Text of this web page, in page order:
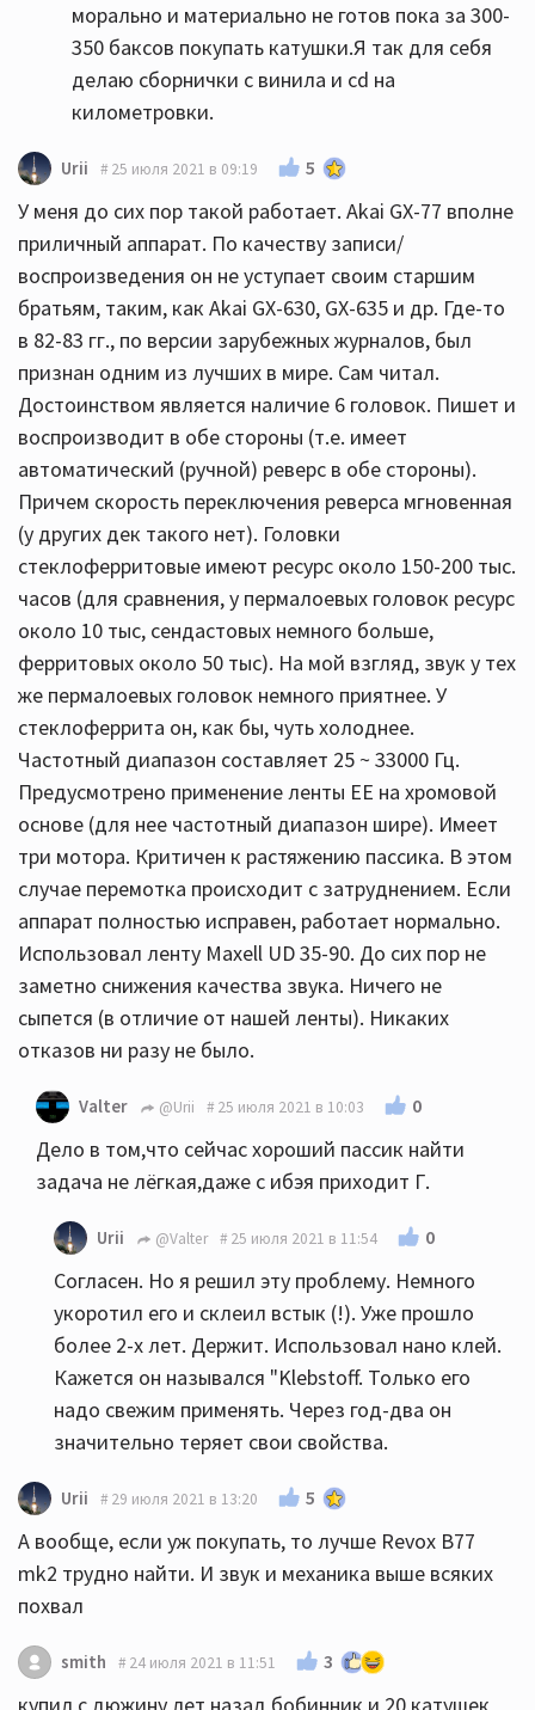
морально и материально не готов пока за 300-
350 баксов покупать катушки.Я так для себя
делаю сборнички с винила и сd на
километровки.
Urii 25 июля 2021 в 09:19 5
У меня до сих пор такой работает. Akai GX-77 вполне
приличный аппарат. По качеству записи/
воспроизведения он не уступает своим старшим
братьям, таким, как Akai GX-630, GX-635 и др. Где-то
в 82-83 гг., по версии зарубежных журналов, был
признан одним из лучших в мире. Сам читал.
Достоинством является наличие 6 головок. Пишет и
воспроизводит в обе стороны (т.е. имеет
автоматический (ручной) реверс в обе стороны).
Причем скорость переключения реверса мгновенная
(у других дек такого нет). Головки
стеклоферритовые имеют ресурс около 150-200 тыс.
часов (для сравнения, у пермалоевых головок ресурс
около 10 тыс, сендастовых немного больше,
ферритовых около 50 тыс). На мой взгляд, звук у тех
же пермалоевых головок немного приятнее. У
стеклоферрита он, как бы, чуть холоднее.
Частотный диапазон составляет 25 ~ 33000 Гц.
Предусмотрено применение ленты ЕЕ на хромовой
основе (для нее частотный диапазон шире). Имеет
три мотора. Критичен к растяжению пассика. В этом
случае перемотка происходит с затруднением. Если
аппарат полностью исправен, работает нормально.
Использовал ленту Maxell UD 35-90. До сих пор не
заметно снижения качества звука. Ничего не
сыпется (в отличие от нашей ленты). Никаких
отказов ни разу не было.
Valter @Urii 25 июля 2021 в 10:03 0
Дело в том,что сейчас хороший пассик найти
задача не лёгкая,даже с ибэя приходит Г.
Urii @Valter 25 июля 2021 в 11:54 0
Согласен. Но я решил эту проблему. Немного
укоротил его и склеил встык (!). Уже прошло
более 2-х лет. Держит. Использовал нано клей.
Кажется он назывался "Klebstoff. Только его
надо свежим применять. Через год-два он
значительно теряет свои свойства.
Urii 29 июля 2021 в 13:20 5
А вообще, если уж покупать, то лучше Revox B77
mk2 трудно найти. И звук и механика выше всяких
похвал
smith 24 июля 2021 в 11:51 3